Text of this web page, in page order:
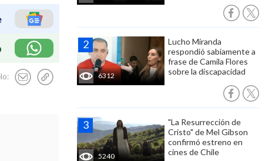
6312
Lucho Miranda
respondió sabiamente a
frase de Camila Flores
sobre la discapacidad
5240
"La Resurrección de
Cristo" de Mel Gibson
confirmó estreno en
cines de Chile